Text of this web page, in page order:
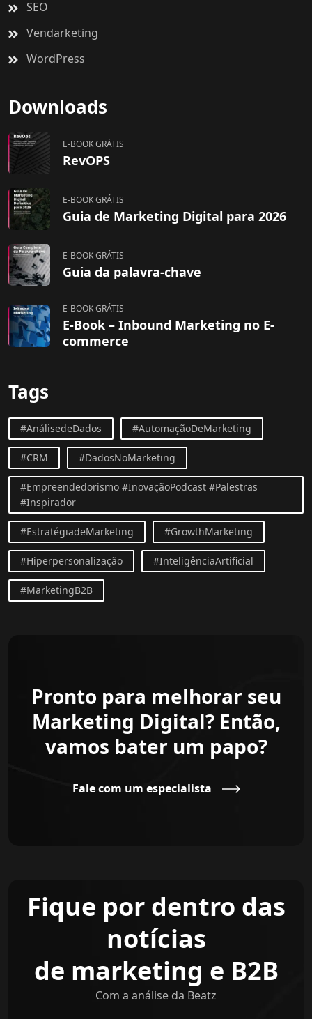
SEO
Vendarketing
WordPress
Downloads
E-BOOK GRÁTIS
RevOPS
E-BOOK GRÁTIS
Guia de Marketing Digital para 2026
E-BOOK GRÁTIS
Guia da palavra-chave
E-BOOK GRÁTIS
E-Book – Inbound Marketing no E-
commerce
Tags
#AnálisedeDados #AutomaçãoDeMarketing
#CRM #DadosNoMarketing
#Empreendedorismo #InovaçãoPodcast #Palestras
#Inspirador
#EstratégiadeMarketing #GrowthMarketing
#Hiperpersonalização #InteligênciaArtificial
#MarketingB2B
Pronto para melhorar seu
Marketing Digital? Então,
vamos bater um papo?
Fale com um especialista
Fique por dentro das
notícias
de marketing e B2B
Com a análise da Beatz